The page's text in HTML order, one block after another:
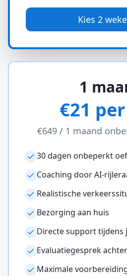
Kies 2
1
€21
€649 / 1 maand
30 dagen onbeperkt
Coaching door AI-
Realistische
Bezorging aan huis
Directe support tijdens
Evaluatiegesprek
Maximale